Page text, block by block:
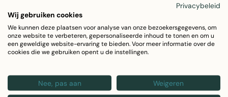
1x Tafelkleed 100x260cm
2x Tafelloper 220x25x45cm
Vlamvertragend polyester
Kleur: Rood
2Lif Beer Tableset Vlamvertragend Rood
Privacybeleid
Wij gebruiken cookies
We kunnen deze plaatsen voor analyse van onze bezoekersgegevens, om
onze website te verbeteren, gepersonaliseerde inhoud te tonen en om u
een geweldige website-ervaring te bieden. Voor meer informatie over de
cookies die we gebruiken opent u de instellingen.
Nee, pas aan Weigeren